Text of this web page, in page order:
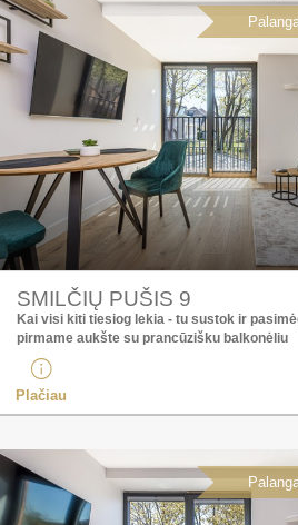
SMILČIŲ PUŠIS 9
Kai visi kiti tiesiog lekia - tu sustok ir
pirmame aukšte su prancūzišku balkonėliu
Plačiau